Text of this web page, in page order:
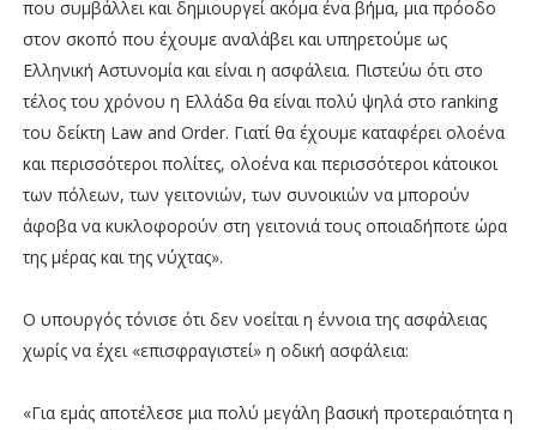
που συμβάλλει και δημιουργεί ακόμα ένα βήμα, μια πρόοδο
στον σκοπό που έχουμε αναλάβει και υπηρετούμε ως
Ελληνική Αστυνομία και είναι η ασφάλεια. Πιστεύω ότι στο
τέλος του χρόνου η Ελλάδα θα είναι πολύ ψηλά στο ranking
του δείκτη Law and Order. Γιατί θα έχουμε καταφέρει ολοένα
και περισσότεροι πολίτες, ολοένα και περισσότεροι κάτοικοι
των πόλεων, των γειτονιών, των συνοικιών να μπορούν
άφοβα να κυκλοφορούν στη γειτονιά τους οποιαδήποτε ώρα
της μέρας και της νύχτας».
Ο υπουργός τόνισε ότι δεν νοείται η έννοια της ασφάλειας
χωρίς να έχει «επισφραγιστεί» η οδική ασφάλεια:
«Για εμάς αποτέλεσε μια πολύ μεγάλη βασική προτεραιότητα η